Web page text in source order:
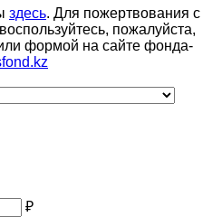
здесь. Для пожертвования с
пожалуйста,
формой на сайте фонда-
₽